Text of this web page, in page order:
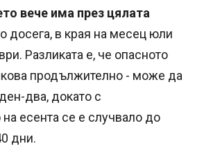
вече има през цялата
досега, в края на месец юли
Разликата е, че опасното
продължително - може да
два, докато с
есента се е случвало до
дни.